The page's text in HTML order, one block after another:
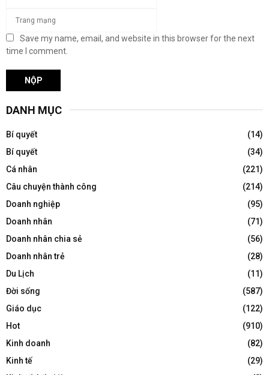
Save my name, email, and website in this browser for the next
time I comment.
DANH MỤC
Bí quyết
(14)
Bí quyết
(34)
Cá nhân
(221)
Câu chuyện thành công
(214)
Doanh nghiệp
(95)
Doanh nhân
(71)
Doanh nhân chia sẻ
(56)
Doanh nhân trẻ
(28)
Du Lịch
(11)
Đời sống
(587)
Giáo dục
(122)
Hot
(910)
Kinh doanh
(82)
Kinh tế
(29)